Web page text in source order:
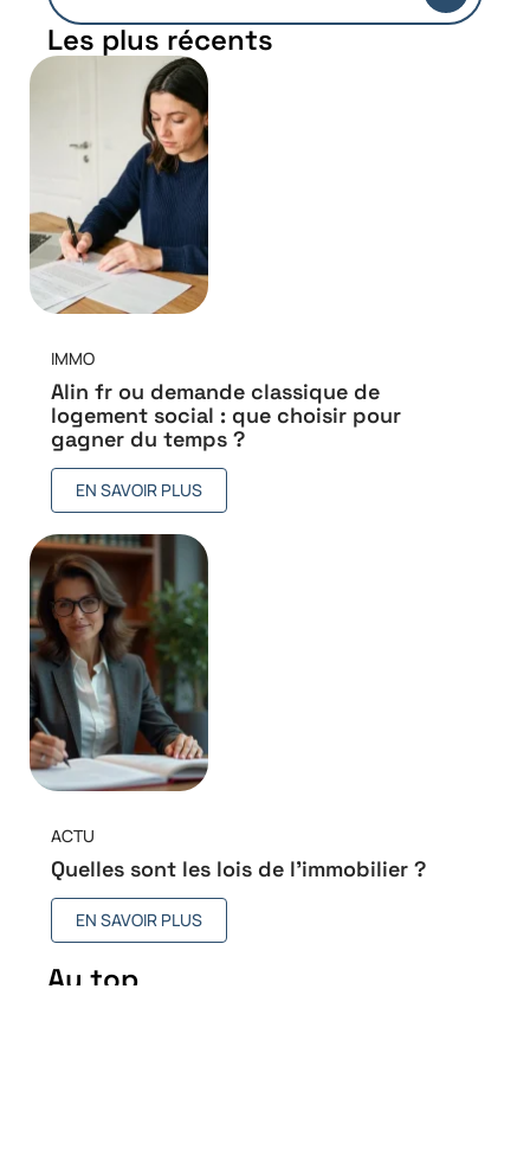
Les plus récents
IMMO
Alin fr ou demande classique de
logement social : que choisir pour
gagner du temps ?
EN SAVOIR PLUS
ACTU
Quelles sont les lois de l’immobilier ?
EN SAVOIR PLUS
Au top